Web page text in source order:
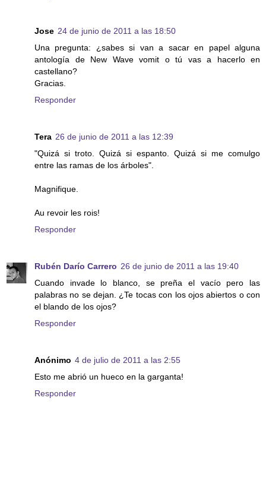
Jose 24 de junio de 2011 a las 18:50
Una pregunta: ¿sabes si van a sacar en papel alguna
antología de New Wave vomit o tú vas a hacerlo en
castellano?
Gracias.
Responder
Tera 26 de junio de 2011 a las 12:39
"Quizá si troto. Quizá si espanto. Quizá si me comulgo
entre las ramas de los árboles".
Magnifique.
Au revoir les rois!
Responder
Rubén Darío Carrero 26 de junio de 2011 a las 19:40
Cuando invade lo blanco, se preña el vacío pero las
palabras no se dejan. ¿Te tocas con los ojos abiertos o con
el blando de los ojos?
Responder
Anónimo 4 de julio de 2011 a las 2:55
Esto me abrió un hueco en la garganta!
Responder